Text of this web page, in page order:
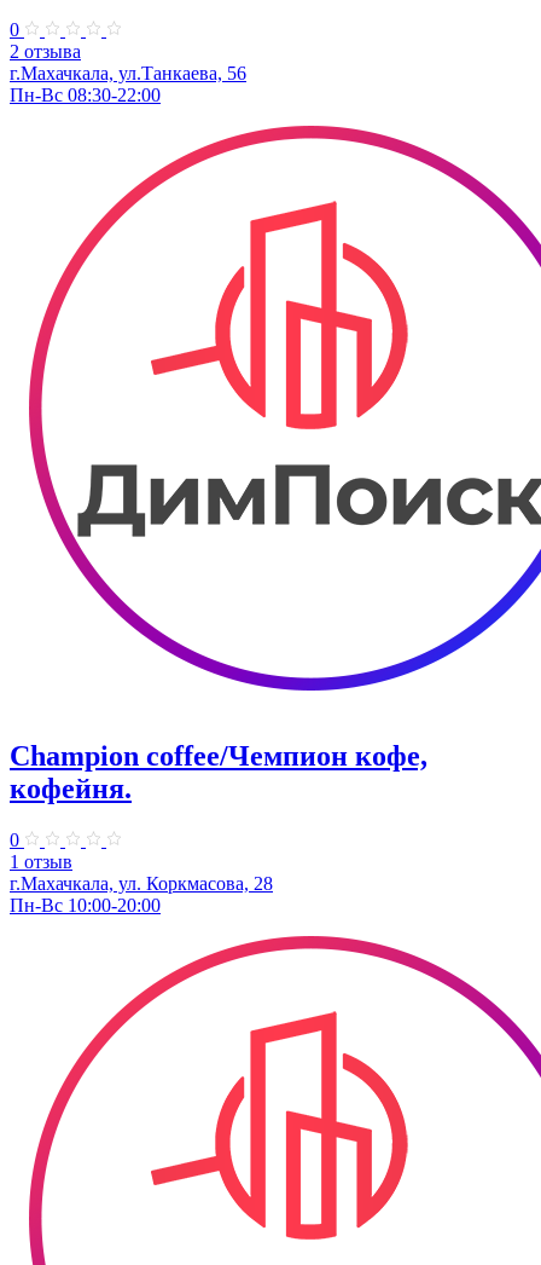
0
2 отзыва
г.Махачкала, ул.Танкаева, 56
Пн-Вс 08:30-22:00
Champion coffee/Чемпион кофе,
кофейня.
0
1 отзыв
г.Махачкала, ул. Коркмасова, 28
Пн-Вс 10:00-20:00